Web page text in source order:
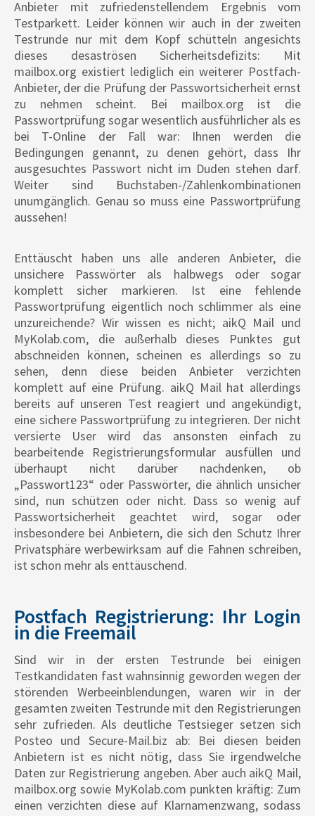
Anbieter mit zufriedenstellendem Ergebnis vom
Testparkett. Leider können wir auch in der zweiten
Testrunde nur mit dem Kopf schütteln angesichts
dieses desaströsen Sicherheitsdefizits: Mit
mailbox.org existiert lediglich ein weiterer Postfach-
Anbieter, der die Prüfung der Passwortsicherheit ernst
zu nehmen scheint. Bei mailbox.org ist die
Passwortprüfung sogar wesentlich ausführlicher als es
bei T-Online der Fall war: Ihnen werden die
Bedingungen genannt, zu denen gehört, dass Ihr
ausgesuchtes Passwort nicht im Duden stehen darf.
Weiter sind Buchstaben-/Zahlenkombinationen
unumgänglich. Genau so muss eine Passwortprüfung
aussehen!
Enttäuscht haben uns alle anderen Anbieter, die
unsichere Passwörter als halbwegs oder sogar
komplett sicher markieren. Ist eine fehlende
Passwortprüfung eigentlich noch schlimmer als eine
unzureichende? Wir wissen es nicht; aikQ Mail und
MyKolab.com, die außerhalb dieses Punktes gut
abschneiden können, scheinen es allerdings so zu
sehen, denn diese beiden Anbieter verzichten
komplett auf eine Prüfung. aikQ Mail hat allerdings
bereits auf unseren Test reagiert und angekündigt,
eine sichere Passwortprüfung zu integrieren. Der nicht
versierte User wird das ansonsten einfach zu
bearbeitende Registrierungsformular ausfüllen und
überhaupt nicht darüber nachdenken, ob
„Passwort123“ oder Passwörter, die ähnlich unsicher
sind, nun schützen oder nicht. Dass so wenig auf
Passwortsicherheit geachtet wird, sogar oder
insbesondere bei Anbietern, die sich den Schutz Ihrer
Privatsphäre werbewirksam auf die Fahnen schreiben,
ist schon mehr als enttäuschend.
Postfach Registrierung: Ihr Login
in die Freemail
Sind wir in der ersten Testrunde bei einigen
Testkandidaten fast wahnsinnig geworden wegen der
störenden Werbeeinblendungen, waren wir in der
gesamten zweiten Testrunde mit den Registrierungen
sehr zufrieden. Als deutliche Testsieger setzen sich
Posteo und Secure-Mail.biz ab: Bei diesen beiden
Anbietern ist es nicht nötig, dass Sie irgendwelche
Daten zur Registrierung angeben. Aber auch aikQ Mail,
mailbox.org sowie MyKolab.com punkten kräftig: Zum
einen verzichten diese auf Klarnamenzwang, sodass